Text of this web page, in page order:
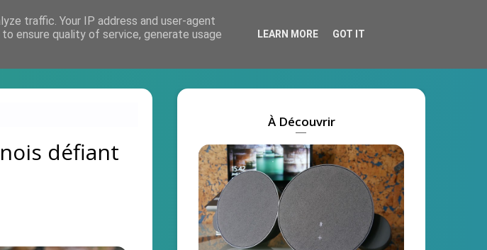
Accueil Actus Marques On recrute !
défiant
À Découvrir
traffic. Your IP address and user-agent
ensure quality of service, generate usage
LEARN MORE GOT IT